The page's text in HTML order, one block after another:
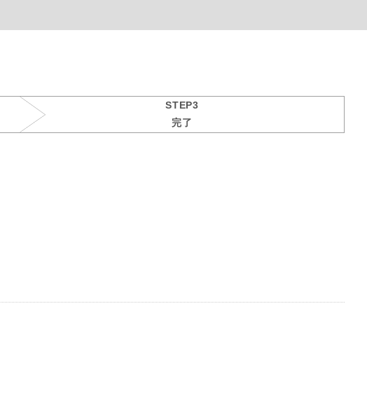
STEP3
完了